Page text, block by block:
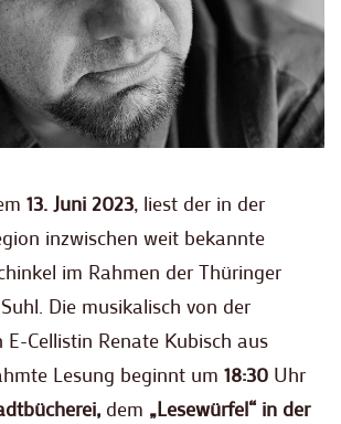
13. Juni 2023, liest der in der
inzwischen weit bekannte
im Rahmen der Thüringer
Die musikalisch von der
Cellistin Renate Kubisch aus
Lesung beginnt um 18:30 Uhr
dem „Lesewürfel“ in der